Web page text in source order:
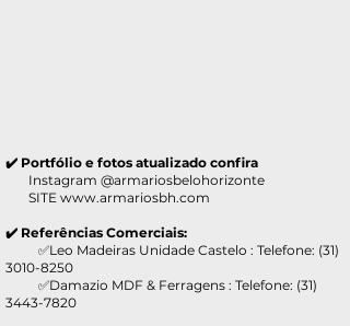
✔️ Portfólio e fotos atualizado confira
Instagram @armariosbelohorizonte
SITE www.armariosbh.com
✔️ Referências Comerciais:
✅Leo Madeiras Unidade Castelo : Telefone: (31)
3010-8250
✅Damazio MDF & Ferragens : Telefone: (31)
3443-7820